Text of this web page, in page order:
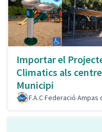
Importar el
Climatics als
Municipi
F.A.C Federació Ampas